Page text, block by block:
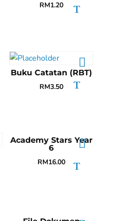
RM1.20
Buku Catatan (RBT)
RM3.50
Academy Stars Year
6
RM16.00